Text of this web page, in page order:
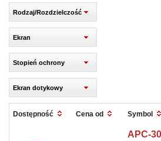
Rodzaj/Rozdzielczość
Ekran
Stopień ochrony
Ekran dotykowy
Dostępność Cena od Symbol
APC-